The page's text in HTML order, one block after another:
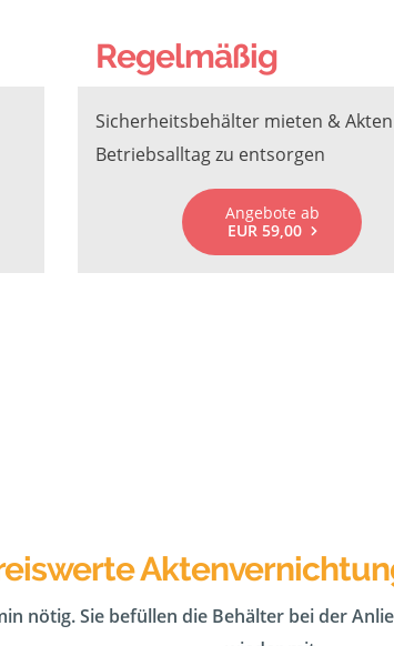
Regelmäßig
Sicherheitsbehälter mieten &
Betriebsalltag zu entsorgen
Angebote ab
EUR 59,00
nötig. Sie befüllen die Behälter bei der